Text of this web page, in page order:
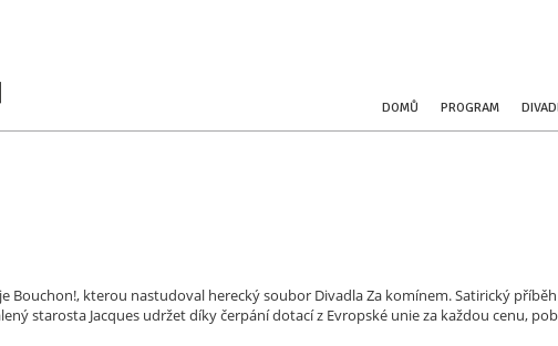
DOMŮ PROGRAM
Bouchon!, kterou nastudoval herecký soubor Divadla Za komínem. Satirický
starosta Jacques udržet díky čerpání dotací z Evropské unie za každou cenu,